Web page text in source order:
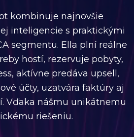
kombinuje najnovšie
inteligencie s praktickými
segmentu. Ella plní reálne
hostí, rezervuje pobyty,
aktívne predáva upsell,
účty, uzatvára faktúry aj
Vďaka nášmu unikátnemu
riešeniu.